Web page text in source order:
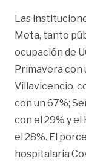
Las
Meta, tanto
ocupación de
Primavera con
Villavicencio,
con un 67%;
con el 29% y
el 28%. El
hospitalaria